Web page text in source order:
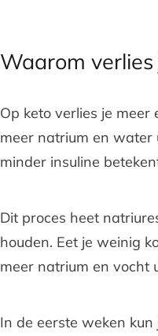
Waarom
Op keto verlies je
meer natrium en water
minder insuline
Dit proces heet
houden. Eet je weinig
meer natrium en vocht
In de eerste weken